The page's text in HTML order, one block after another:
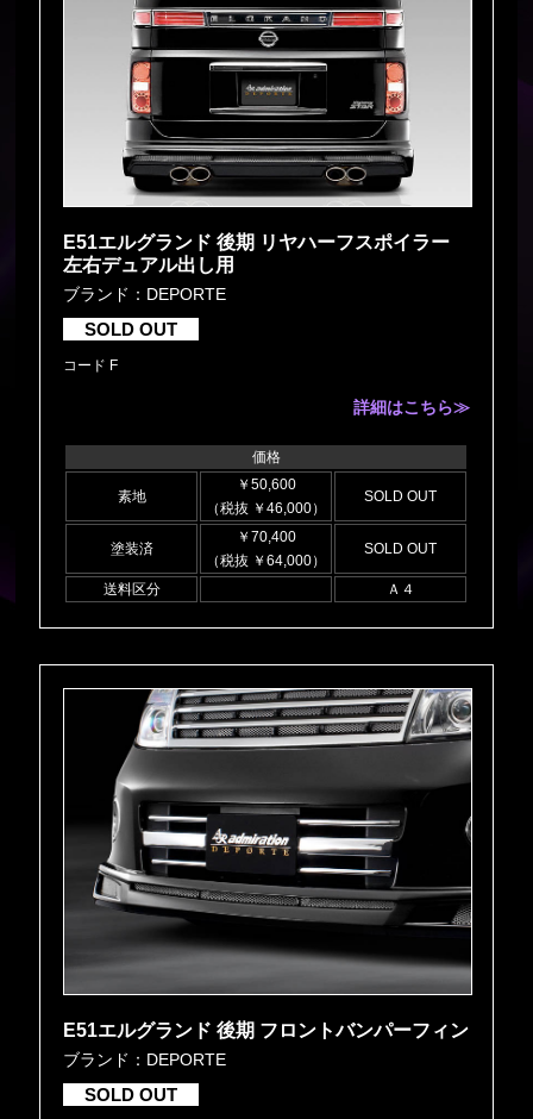
E51エルグランド 後期 リヤハーフスポイラー
左右デュアル出し用
ブランド：DEPORTE
SOLD OUT
コード F
詳細はこちら≫
価格
素地
￥50,600
（税抜 ￥46,000）
SOLD OUT
塗装済
￥70,400
（税抜 ￥64,000）
SOLD OUT
送料区分 Ａ４
E51エルグランド 後期 フロントバンパーフィン
ブランド：DEPORTE
SOLD OUT